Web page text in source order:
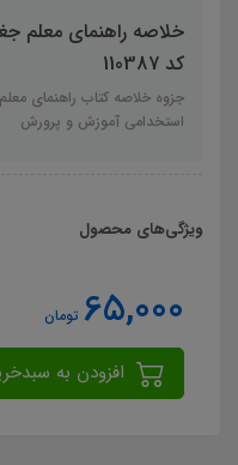
خلاصه راهنمای معلم
کد 110387
جزوه خلاصه کتاب راهنمای
استخدامی آموزش و پرورش
ویژگی‌های محصول
65,000 تومان